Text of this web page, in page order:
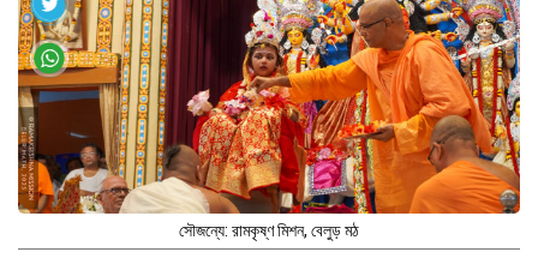
সৌজন্যে: রামকৃষ্ণ মিশন, বেলুড় মঠ